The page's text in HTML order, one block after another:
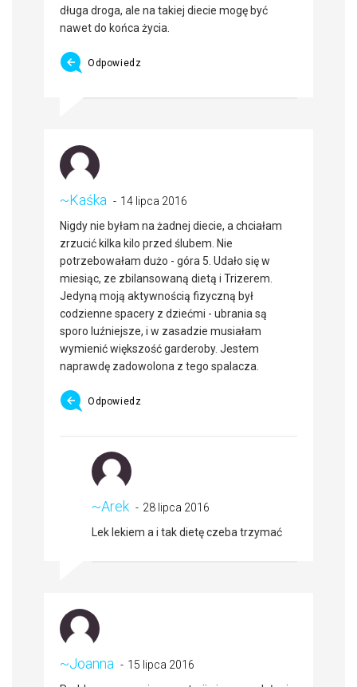
długa droga, ale na takiej diecie mogę być
nawet do końca życia.
Odpowiedz
~Kaśka
14 lipca 2016
Nigdy nie byłam na żadnej diecie, a chciałam
zrzucić kilka kilo przed ślubem. Nie
potrzebowałam dużo - góra 5. Udało się w
miesiąc, ze zbilansowaną dietą i Trizerem.
Jedyną moją aktywnością fizyczną był
codzienne spacery z dziećmi - ubrania są
sporo luźniejsze, i w zasadzie musiałam
wymienić większość garderoby. Jestem
naprawdę zadowolona z tego spalacza.
Odpowiedz
~Arek
28 lipca 2016
Lek lekiem a i tak dietę czeba trzymać
~Joanna
15 lipca 2016